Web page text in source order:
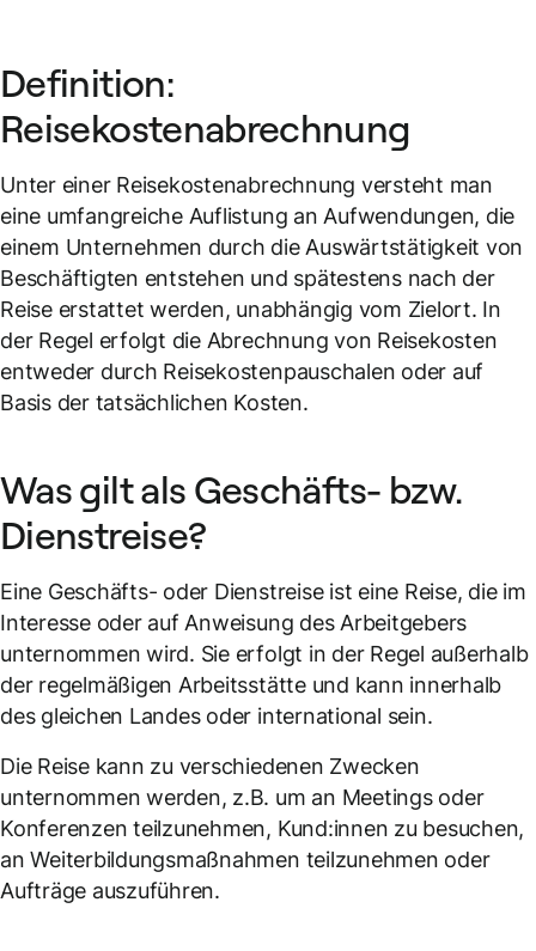
Definition:
Reisekostenabrechnung
Unter einer Reisekostenabrechnung versteht man
eine umfangreiche Auflistung an Aufwendungen, die
einem Unternehmen durch die Auswärtstätigkeit von
Beschäftigten entstehen und spätestens nach der
Reise erstattet werden, unabhängig vom Zielort. In
der Regel erfolgt die Abrechnung von Reisekosten
entweder durch Reisekostenpauschalen oder auf
Basis der tatsächlichen Kosten.
Was gilt als Geschäfts- bzw.
Dienstreise?
Eine Geschäfts- oder Dienstreise ist eine Reise, die im
Interesse oder auf Anweisung des Arbeitgebers
unternommen wird. Sie erfolgt in der Regel außerhalb
der regelmäßigen Arbeitsstätte und kann innerhalb
des gleichen Landes oder international sein.
Die Reise kann zu verschiedenen Zwecken
unternommen werden, z.B. um an Meetings oder
Konferenzen teilzunehmen, Kund:innen zu besuchen,
an Weiterbildungsmaßnahmen teilzunehmen oder
Aufträge auszuführen.